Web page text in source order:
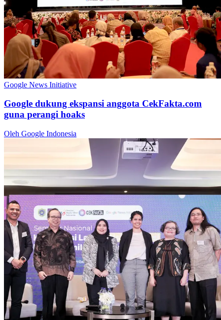
Google News Initiative
Google dukung ekspansi anggota CekFakta.com
guna perangi hoaks
Oleh Google Indonesia